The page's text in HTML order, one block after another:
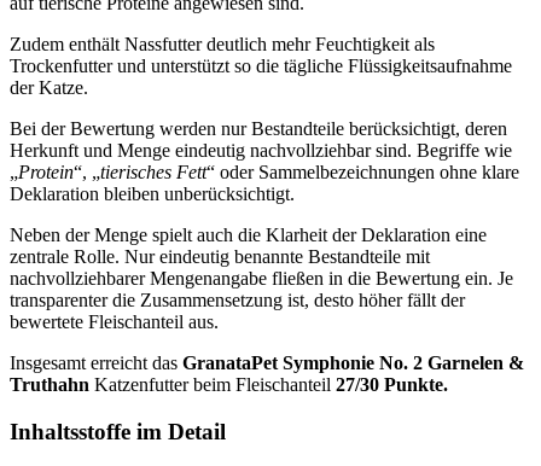
Zudem enthält Nassfutter deutlich mehr Feuchtigkeit als
Trockenfutter und unterstützt so die tägliche Flüssigkeitsaufnahme
der Katze.
Bei der Bewertung werden nur Bestandteile berücksichtigt, deren
Herkunft und Menge eindeutig nachvollziehbar sind. Begriffe wie
„Protein“, „tierisches Fett“ oder Sammelbezeichnungen ohne klare
Deklaration bleiben unberücksichtigt.
Neben der Menge spielt auch die Klarheit der Deklaration eine
zentrale Rolle. Nur eindeutig benannte Bestandteile mit
nachvollziehbarer Mengenangabe fließen in die Bewertung ein. Je
transparenter die Zusammensetzung ist, desto höher fällt der
bewertete Fleischanteil aus.
Insgesamt erreicht das GranataPet Symphonie No. 2 Garnelen &
Truthahn Katzenfutterbeim Fleischanteil 27/30 Punkte.
Inhaltsstoffe im Detail